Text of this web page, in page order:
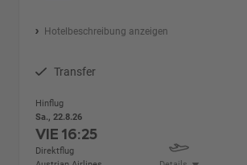
Hotelbeschreibung anzeigen
Transfer
Hinflug
Sa., 22.8.26
VIE16:25
Direktflug